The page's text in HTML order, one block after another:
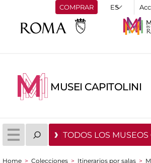
COMPRAR
MUSEI CAPITOLINI
TODOS LOS MUSEOS
Home > Colecciones > Itinerarios por salas >